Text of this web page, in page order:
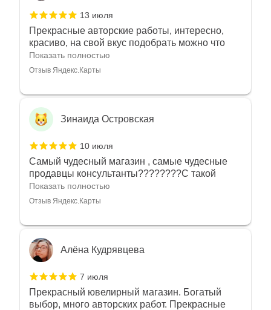
13 июля
Прекрасные авторские работы, интересно,
красиво, на свой вкус подобрать можно что
угодно
Показать полностью
Отзыв Яндекс.Карты
Зинаида Островская
10 июля
Самый чудесный магазин , самые чудесные
продавцы консультанты????????С такой
любовью рекомендовали и советовали нам
украшения????????Спасибо большое за
Показать полностью
Отзыв Яндекс.Карты
Алёна Кудрявцева
7 июля
Прекрасный ювелирный магазин. Богатый
выбор, много авторских работ. Прекрасные